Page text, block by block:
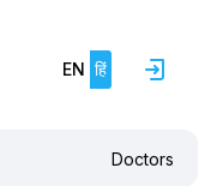
EN हिं
Doctors